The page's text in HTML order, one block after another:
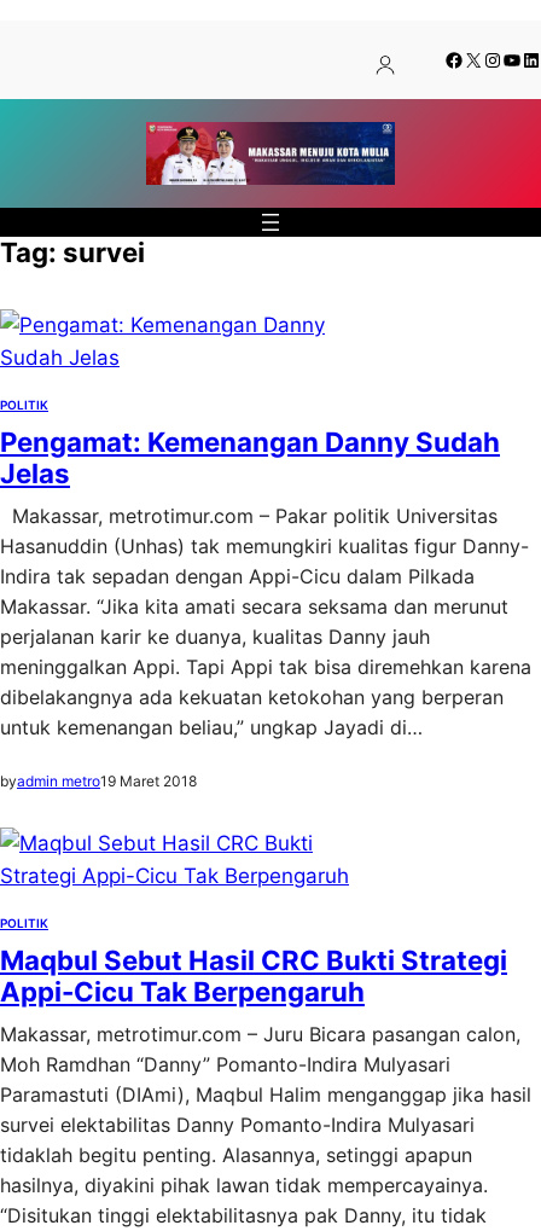
konten
content
Facebook
X
Tag: survei
POLITIK
Pengamat: Kemenangan Danny Sudah
Jelas
Makassar, metrotimur.com – Pakar politik Universitas
Hasanuddin (Unhas) tak memungkiri kualitas figur Danny-
Indira tak sepadan dengan Appi-Cicu dalam Pilkada
Makassar. “Jika kita amati secara seksama dan merunut
perjalanan karir ke duanya, kualitas Danny jauh
meninggalkan Appi. Tapi Appi tak bisa diremehkan karena
dibelakangnya ada kekuatan ketokohan yang berperan
untuk kemenangan beliau,” ungkap Jayadi di…
byadmin metro19 Maret 2018
POLITIK
Maqbul Sebut Hasil CRC Bukti Strategi
Appi-Cicu Tak Berpengaruh
Makassar, metrotimur.com – Juru Bicara pasangan calon,
Moh Ramdhan “Danny” Pomanto-Indira Mulyasari
Paramastuti (DIAmi), Maqbul Halim menganggap jika hasil
survei elektabilitas Danny Pomanto-Indira Mulyasari
tidaklah begitu penting. Alasannya, setinggi apapun
hasilnya, diyakini pihak lawan tidak mempercayainya.
“Disitukan tinggi elektabilitasnya pak Danny, itu tidak